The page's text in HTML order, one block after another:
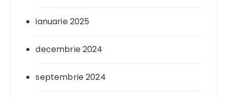
ianuarie 2025
decembrie 2024
septembrie 2024